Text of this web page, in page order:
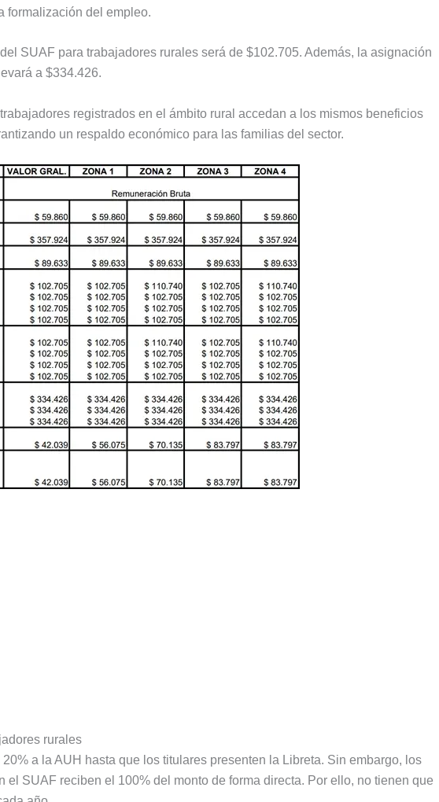
formalización del empleo.
SUAF para trabajadores rurales será de $102.705. Además, la asignación
a $334.426.
registrados en el ámbito rural accedan a los mismos beneficios
un respaldo económico para las familias del sector.
rurales
a la AUH hasta que los titulares presenten la Libreta. Sin embargo, los
el SUAF reciben el 100% del monto de forma directa. Por ello, no tienen que